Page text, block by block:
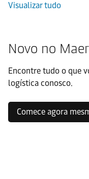
Visualizar tudo
Novo no
Encontre tudo o que
logística conosco.
Comece agora